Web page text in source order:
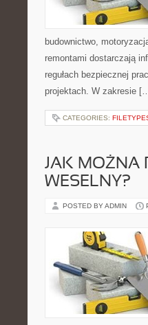
budownictwo,
remontami dostarczają
regułach bezpiecznej
projektach. W zakresie
CATEGORIES:
JAK MOŻNA
WESELNY?
POSTED BY ADMIN